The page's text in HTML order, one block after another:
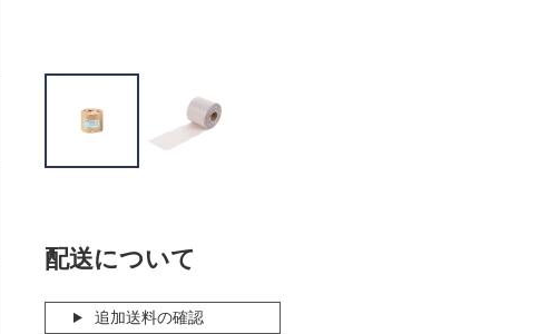
配送について
追加送料の確認